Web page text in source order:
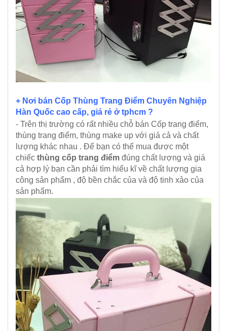
+ Nơi bán Cốp Thùng Trang Điểm Chuyên Nghiệp
Hàn Quốc cao cấp, giá rẻ ở tphcm ?
- Trên thị trường có rất nhiều chỗ bán Cốp trang điểm,
thùng trang điểm, thùng make up với giá cả và chất
lượng khác nhau . Để bạn có thể mua được một
chiếc thùng cốp trang điểm đúng chất lượng và giá
cả hợp lý bạn cần phải tìm hiểu kĩ về chất lượng gia
công sản phẩm , độ bền chắc của và độ tinh xảo của
sản phẩm.